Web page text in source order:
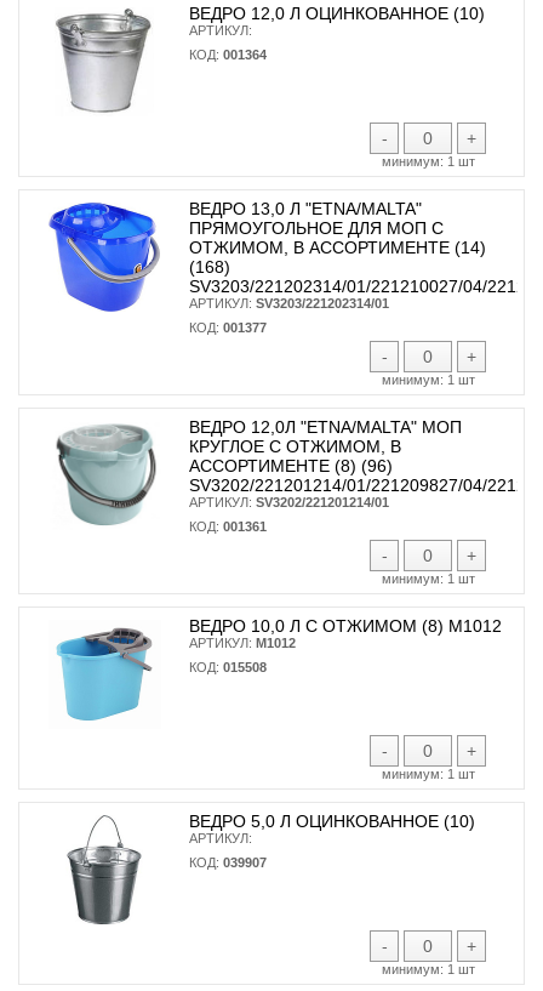
ВЕДРО 12,0 Л ОЦИНКОВАННОЕ (10)
АРТИКУЛ:
КОД: 001364
- +
минимум: 1 шт
ВЕДРО 13,0 Л "ETNA/MALTA"
ПРЯМОУГОЛЬНОЕ ДЛЯ МОП С
ОТЖИМОМ, В АССОРТИМЕНТЕ (14)
(168)
SV3203/221202314/01/221210027/04/
АРТИКУЛ: SV3203/221202314/01
КОД: 001377
- +
минимум: 1 шт
ВЕДРО 12,0Л "ETNA/MALTA" МОП
КРУГЛОЕ С ОТЖИМОМ, В
АССОРТИМЕНТЕ (8) (96)
SV3202/221201214/01/221209827/04/
АРТИКУЛ: SV3202/221201214/01
КОД: 001361
- +
минимум: 1 шт
ВЕДРО 10,0 Л С ОТЖИМОМ (8) М1012
АРТИКУЛ: М1012
КОД: 015508
- +
минимум: 1 шт
ВЕДРО 5,0 Л ОЦИНКОВАННОЕ (10)
АРТИКУЛ:
КОД: 039907
- +
минимум: 1 шт